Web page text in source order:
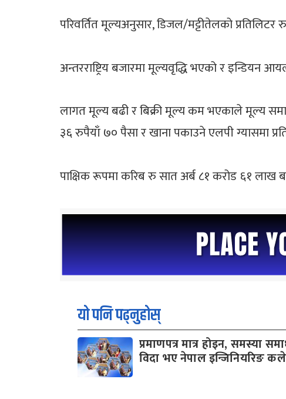
परिवर्तित मूल्यअनुसार, डिजल/मट्टीतेलको
अन्तरराष्ट्रिय बजारमा मूल्यवृद्धि भएको र इन्डियन
लागत मूल्य बढी र बिक्री मूल्य कम भएकाले मूल्य
३६ रुपैयाँ ७० पैसा र खाना पकाउने एलपी ग्यासमा
पाक्षिक रूपमा करिब रु सात अर्ब ८१ करोड ६१ लाख
यो पनि पढ्नुहोस्
प्रमाणपत्र मात्र होइन, समस्या
विदा भए नेपाल इन्जिनियरिङ